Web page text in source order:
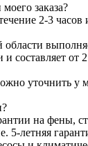
заказа?
2-3
составляет от
уточнить у
на фены,
5-летняя